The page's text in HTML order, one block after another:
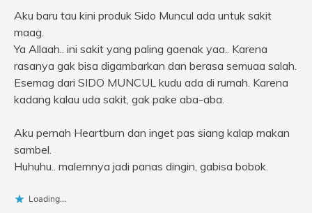
Aku baru tau kini produk Sido Muncul ada untuk sakit
maag.
Ya Allaah.. ini sakit yang paling gaenak yaa.. Karena
rasanya gak bisa digambarkan dan berasa semuaa salah.
Esemag dari SIDO MUNCUL kudu ada di rumah. Karena
kadang kalau uda sakit, gak pake aba-aba.
Aku pernah Heartburn dan inget pas siang kalap makan
sambel.
Huhuhu.. malemnya jadi panas dingin, gabisa bobok.
Loading...